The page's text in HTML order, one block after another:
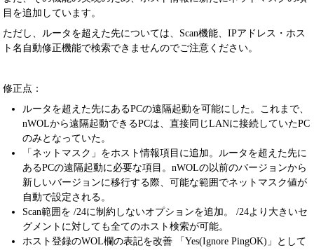
目を追加しています。
ただし、ルータを超えた先については、Scan機能、IPアドレス・ホス
ト名自動修正機能で検索できませんのでご注意ください。
修正点：
ルータを超えた先にあるPCの遠隔起動を可能にした。これまで、
nWOLから遠隔起動できるPCは、直接同じLANに接続していたPC
のみとなっていた。
「ネットマスク」をホスト情報項目に追加。ルータを超えた先に
あるPCの遠隔起動に必要な項目。nWOLの以前のバージョンから
新しいバージョンに移行する際、可能な範囲でネットマスク値が
自動で設定される。
Scan範囲を /24に制約しないオプションを追加。 /24より大きいセ
グメントに対しても全てのホスト検索が可能。
ホスト登録のWOL欄の表記を改善 「Yes(Ignore PingOK)」として